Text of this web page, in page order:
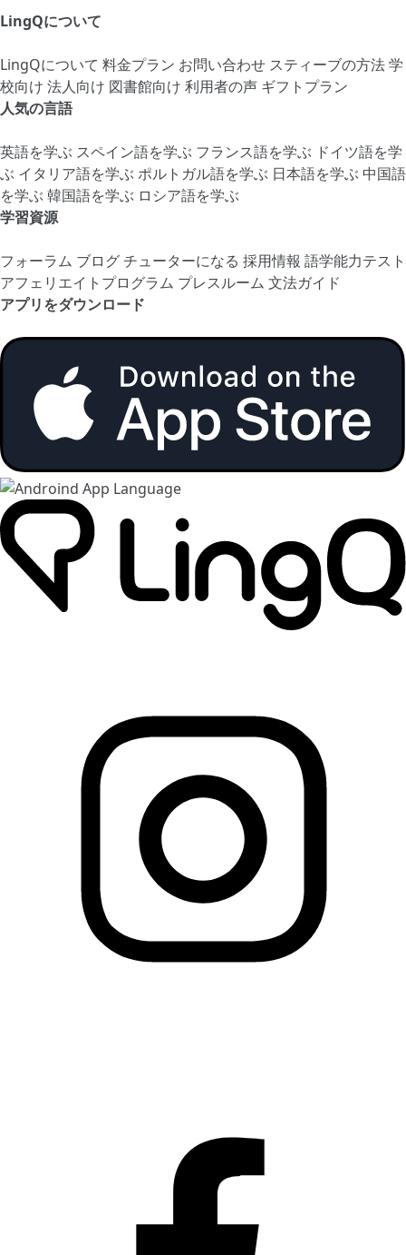
LingQについて
LingQについて 料金プラン お問い合わせ スティーブの方法学
校向け 法人向け 図書館向け 利用者の声 ギフトプラン
人気の言語
英語を学ぶ スペイン語を学ぶ フランス語を学ぶ ドイツ語を学
ぶ イタリア語を学ぶ ポルトガル語を学ぶ 日本語を学ぶ 中国語
を学ぶ 韓国語を学ぶ ロシア語を学ぶ
学習資源
フォーラム ブログチューターになる 採用情報 語学能力テスト
アフェリエイトプログラム プレスルーム 文法ガイド
アプリをダウンロード